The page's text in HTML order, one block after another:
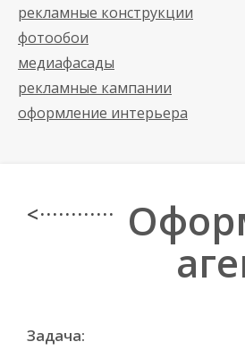
рекламные конструкции
фотообои
медиафасады
рекламные кампании
оформление интерьера
< · · · · · · · · · · · ·
Задача: